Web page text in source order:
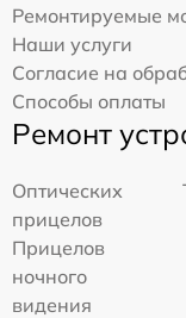
Ремонтируемые
Наши услуги
Согласие на
Способы оплаты
Ремонт
Оптических
прицелов
Прицелов
ночного
видения